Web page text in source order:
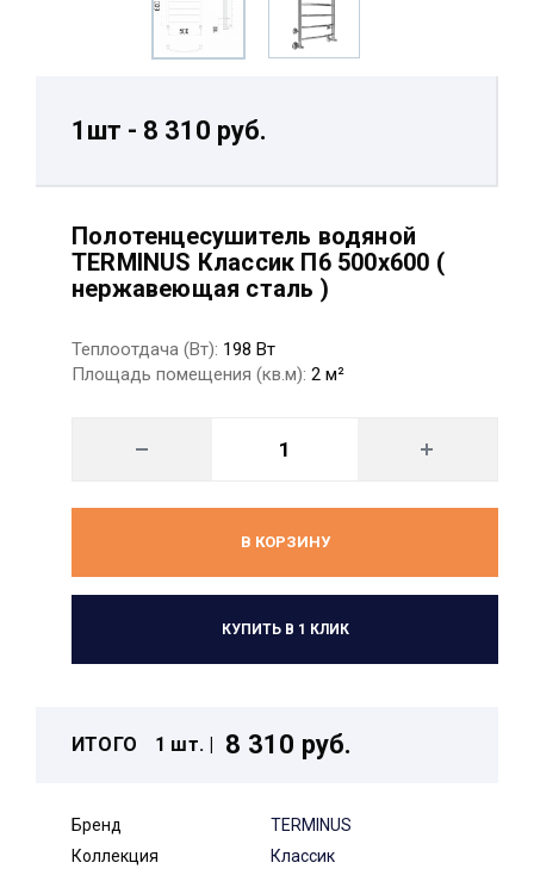
1шт - 8 310 руб.
Полотенцесушитель водяной
TERMINUS Классик П6 500х600 (
нержавеющая сталь )
Теплоотдача (Вт): 198 Вт
Площадь помещения (кв.м): 2 м²
В КОРЗИНУ
КУПИТЬ В 1 КЛИК
ИТОГО 1 шт. | 8 310 руб.
Бренд
TERMINUS
Коллекция
Классик